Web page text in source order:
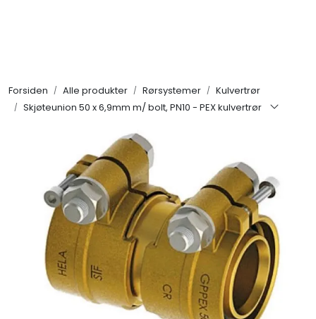
Forsiden Alle produkter Rørsystemer
Kulvertrør
Skjøteunion 50 x 6,9mm m/ bolt, PN10 - PEX kulvertrør
KAMPANJER
Søk om proffkundekonto
Reservedeler
Outlet
Be om tilbud